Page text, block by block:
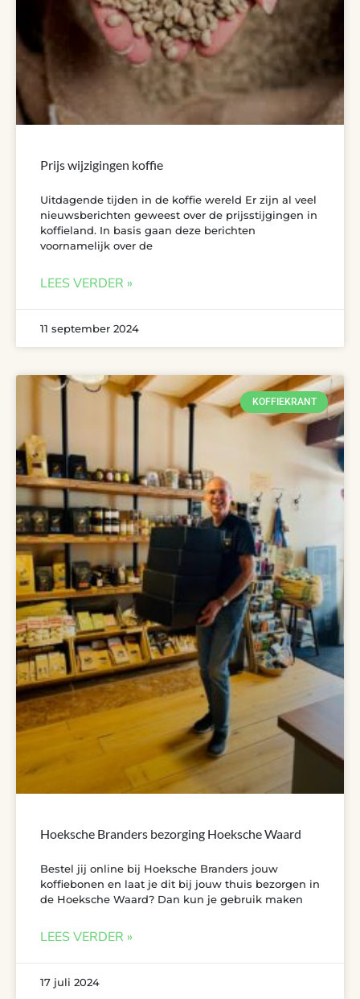
Prijs wijzigingen koffie
Uitdagende tijden in de koffie wereld Er zijn al veel
nieuwsberichten geweest over de prijsstijgingen in
koffieland. In basis gaan deze berichten
voornamelijk over de
LEES VERDER »
11 september 2024
KOFFIEKRANT
Hoeksche Branders bezorging Hoeksche Waard
Bestel jij online bij Hoeksche Branders jouw
koffiebonen en laat je dit bij jouw thuis bezorgen in
de Hoeksche Waard? Dan kun je gebruik maken
LEES VERDER »
17 juli 2024